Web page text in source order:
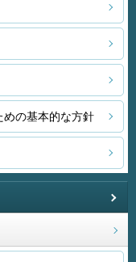
めの基本的な方針